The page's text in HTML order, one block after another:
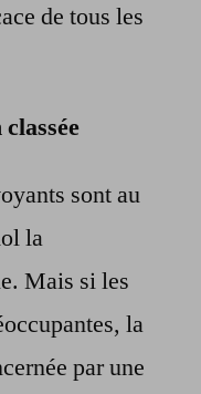
de tous les
sont au
la
Mais si les
la
par une